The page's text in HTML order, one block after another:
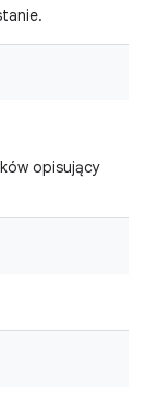
opisujący